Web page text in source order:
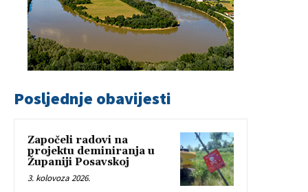
Posljednje obavijesti
Započeli radovi na
projektu deminiranja u
Županiji Posavskoj
3. kolovoza 2026.